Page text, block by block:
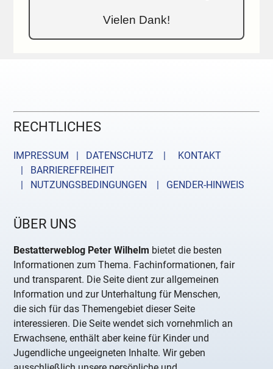
Vielen Dank!
RECHTLICHES
IMPRESSUM | DATENSCHUTZ |
KONTAKT
| BARRIEREFREIHEIT
| NUTZUNGSBEDINGUNGEN
| GENDER-HINWEIS
ÜBER UNS
Bestatterweblog Peter Wilhelm bietet die besten
Informationen zum Thema. Fachinformationen, fair
und transparent. Die Seite dient zur allgemeinen
Information und zur Unterhaltung für Menschen,
die sich für das Themengebiet dieser Seite
interessieren. Die Seite wendet sich vornehmlich an
Erwachsene, enthält aber keine für Kinder und
Jugendliche ungeeigneten Inhalte. Wir geben